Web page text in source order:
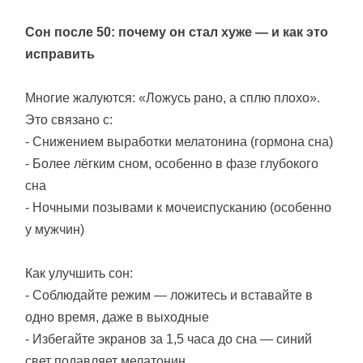
Сон после 50: почему он стал хуже — и как это
исправить
Многие жалуются: «Ложусь рано, а сплю плохо».
Это связано с:
- Снижением выработки мелатонина (гормона сна)
- Более лёгким сном, особенно в фазе глубокого
сна
- Ночными позывами к мочеиспусканию (особенно
у мужчин)
Как улучшить сон:
- Соблюдайте режим — ложитесь и вставайте в
одно время, даже в выходные
- Избегайте экранов за 1,5 часа до сна — синий